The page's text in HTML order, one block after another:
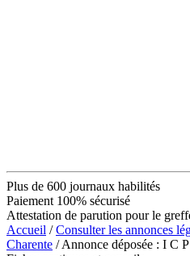
Plus de 600 journaux habilités
Paiement 100% sécurisé
Attestation de parution pour le
Accueil /Consulter les annonces
Charente / Annonce déposée : I C P